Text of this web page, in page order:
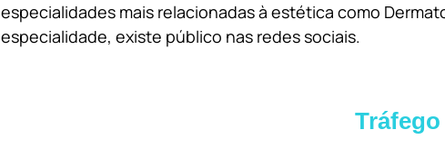
especialidades mais relacionadas à estética como
especialidade, existe público nas redes sociais.